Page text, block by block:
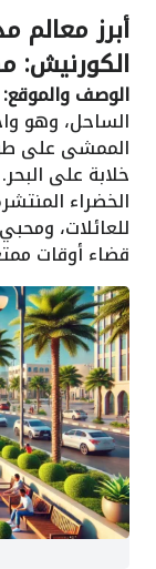
أبرز معالم
الكورنيش:
الوصف والموقع:
الساحل، وهو
الممشى على
خلابة على
الخضراء
للعائلات،
قضاء أوقات